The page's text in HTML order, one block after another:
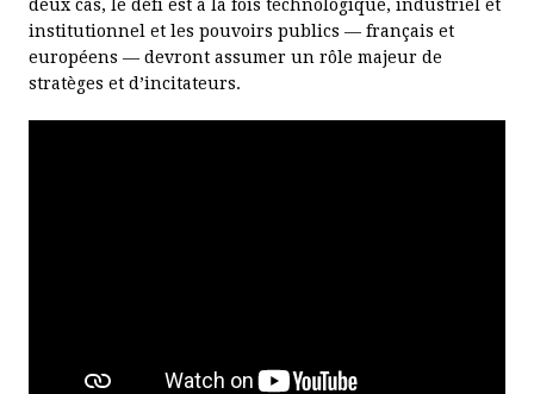
LA TRANSITION LYCÉE-ENSEIGNEMENT SUPÉRIEUR
QUELLE POLITIQUE DU TEMPS DE TRAVAIL ?
MOBILISER L'ÉPARGNE POUR LE FINANCEMENT DES STARTUPS
ÉLABORER UNE STRATÉGIE NATIONALE DE COMPÉTENCES
deux cas, le défi est à la fois technologique, industriel et
institutionnel et les pouvoirs publics — français et
européens — devront assumer un rôle majeur de
stratèges et d’incitateurs.